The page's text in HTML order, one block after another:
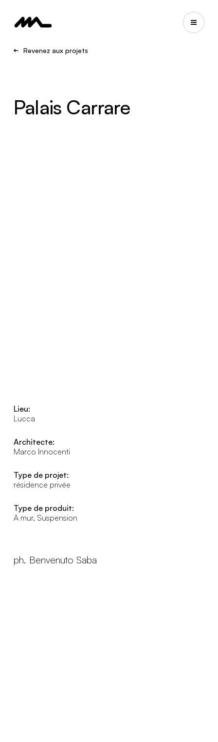
Revenez aux projets
Palais Carrare
Lieu:
Lucca
Architecte:
Marco Innocenti
Type de projet:
résidence privée
Type de produit:
A mur, Suspension
ph. Benvenuto Saba